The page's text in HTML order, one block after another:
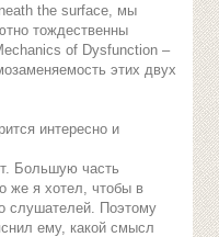
the surface, мы
тождественны
of Dysfunction –
этих двух
интересно и
Большую часть
же я хотел, чтобы в
слушателей. Поэтому
ему, какой смысл